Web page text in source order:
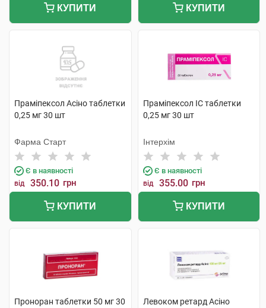
КУПИТИ КУПИТИ
Праміпексол Асіно таблетки
0,25 мг 30 шт
Фарма Старт
Є в наявності
від 350.10 грн
КУПИТИ
Праміпексол IC таблетки
0,25 мг 30 шт
Інтерхім
Є в наявності
від 355.00 грн
КУПИТИ
Проноран таблетки 50 мг 30
Левоком ретард Асіно